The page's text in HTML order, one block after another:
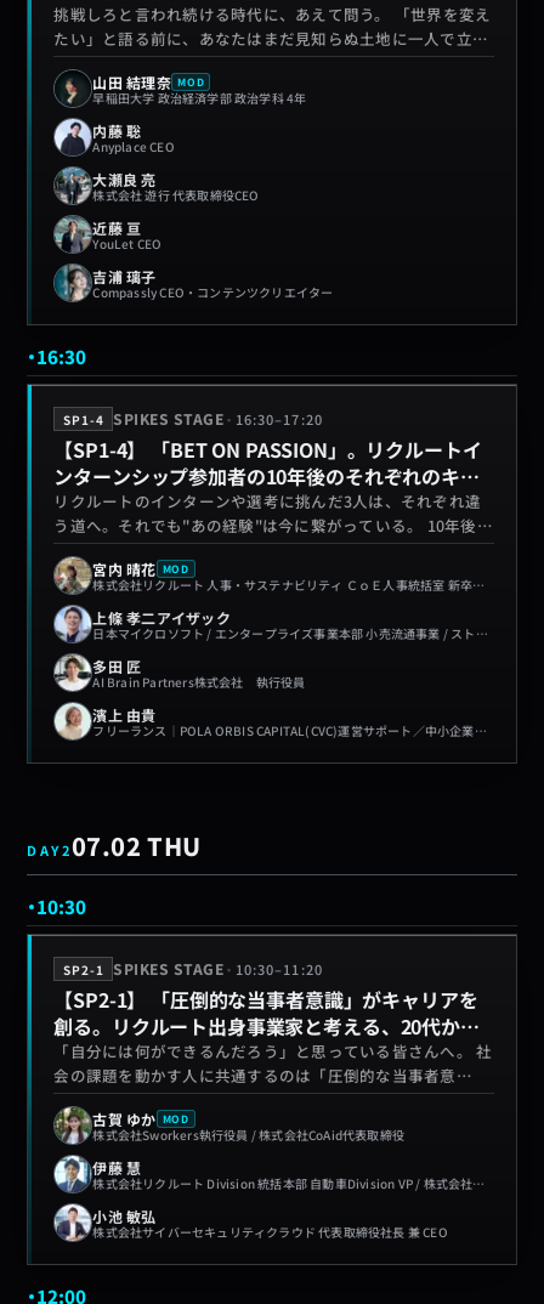
挑戦しろと言われ続ける時代に、あえて問う。 「世界を変え
たい」と語る前に、あなたはまだ見知らぬ土地に一人で立っ
たことがあるか。 価値観が揺らぎ、予定調和が崩れる——そ
んな「旅」が、挑戦の解像度を変える。世界を旅して人生観
が変わった登壇者たちの言葉が、この夏、まだ見ぬ自分への
扉を開く。
山田 結理奈 MOD
早稲田大学 政治経済学部 政治学科 4年
内藤 聡
Anyplace CEO
大瀬良 亮
株式会社 遊行 代表取締役CEO
近藤 亘
YouLet CEO
吉浦 璃子
Compassly CEO・コンテンツクリエイター
16:30
SP1-4 SPIKES STAGE· 16:30–17:20
【SP1-4】 「BET ON PASSION」。リクルートイ
ンターンシップ参加者の10年後のそれぞれのキャ
リアとは。
リクルートのインターンや選考に挑んだ3人は、それぞれ違
う道へ。それでも"あの経験"は今に繋がっている。 10年後の
リアルな姿から、あなたの「今」のヒントを掴むセッショ
ン。 宮内 晴花 MOD
株式会社リクルート 人事・サステナビリティ ＣｏＥ人事統括室 新卒採用部 採
上條 孝二アイザック
日本マイクロソフト / エンタープライズ事業本部 小売流通事業 / ストラテジック
多田 匠
AI Brain Partners株式会社 執行役員
濱上 由貴
フリーランス｜POLA ORBIS CAPITAL(CVC)運営サポート／中小企業AI・DX支援
DAY207.02 THU
10:30
SP2-1 SPIKES STAGE· 10:30–11:20
【SP2-1】 「圧倒的な当事者意識」がキャリアを
創る。リクルート出身事業家と考える、20代から
社会の課題を動かすためのリアル
「自分には何ができるんだろう」と思っている皆さんへ。 社
会の課題を動かす人に共通するのは「圧倒的な当事者意
識」。リクルート卒業後、連続起業家を経て上場企業の代表
となった小池氏と、リクルート内で若くして社長に抜擢され
た伊藤氏。2人のキャリアから社会を動かす正体を探る。
古賀 ゆか MOD
株式会社Sworkers執行役員 / 株式会社CoAid代表取締役
伊藤 慧
株式会社リクルート Division 統括本部 自動車Division VP / 株式会社リクルート
小池 敏弘
株式会社サイバーセキュリティクラウド 代表取締役社長 兼 CEO
12:00